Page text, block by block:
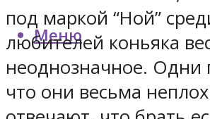
Меню
под маркой “Ной”
любителей коньяка
неоднозначное. Одни
что они весьма